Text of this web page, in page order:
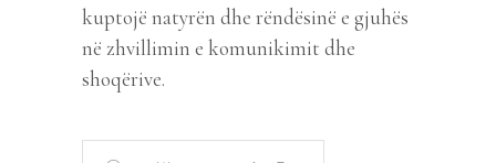
kuptojë natyrën dhe rëndësinë e gjuhës
në zhvillimin e komunikimit dhe
shoqërive.